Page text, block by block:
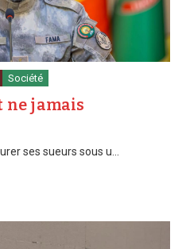
Société
ne jamais
ses sueurs sous u...